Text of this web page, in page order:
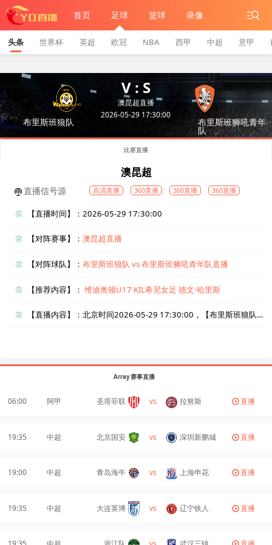
首页 足球 篮球 录像
头条 世界杯 英超 欧冠 NBA 西甲 中超 意甲
布里斯班狼队
V : S
澳昆超直播
2026-05-29 17:30:00
布里斯班狮吼青年
队
比赛直播
澳昆超
直播信号源 高清直播 360直播 360直播 360直播
【直播时间】：2026-05-29 17:30:00
【对阵赛事】：澳昆超直播
【对阵球队】：布里斯班狼队 vs 布里斯班狮吼青年队直播
【推荐内容】：维迪奥顿U17 KIL希尼女足 德文·哈里斯
【直播内容】：北京时间2026-05-29 17:30:00，【布里斯班狼队vs布里斯班狮吼青年队】直播准时在线播放，喜欢看比赛的朋友可以提前收藏本页面以免错过直播。盈点直播网_足球直播还为您在本页面索引了相关直播、布里斯班狼队直播、布里斯班狮吼青年队直播的近期比赛列表以及两队历史交锋、两队赛程。
Array 赛事直播
06:00 阿甲 圣塔菲联 vs 拉努斯 直播
19:35 中超 北京国安 vs 深圳新鹏城 直播
19:00 中超 青岛海牛 vs 上海申花 直播
19:35 中超 大连英博 vs 辽宁铁人 直播